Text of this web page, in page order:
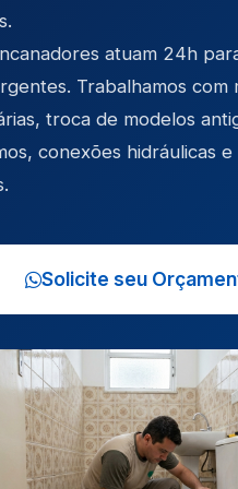
atuam 24h
Trabalhamos com
troca de modelos
conexões hidráulicas
Solicite seu